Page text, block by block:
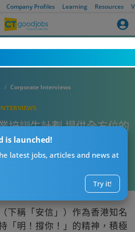
Company Profiles Learning Resources
is launched!
latest jobs, articles and news at
Try it!
Corporate Interviews
培訓生計劃 提供全方位的
栽培未來金融業專才
下稱「安信」）作為香港知名
「明！撐你！」的精神，積極